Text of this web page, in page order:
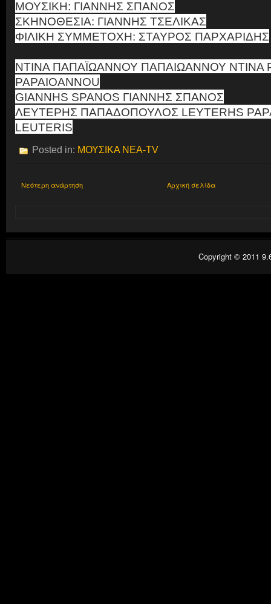
ΜΟΥΣΙΚΗ: ΓΙΑΝΝΗΣ ΣΠΑΝΟΣ
ΣΚΗΝΟΘΕΣΙΑ: ΓΙΑΝΝΗΣ ΤΣΕΛΙΚΑΣ
ΦΙΛΙΚΗ ΣΥΜΜΕΤΟΧΗ: ΣΤΑΥΡΟΣ ΠΑΡΧΑΡΙΔΗΣ
ΝΤΙΝΑ ΠΑΠΑΪΩΑΝΝΟΥ ΠΑΠΑΙΩΑΝΝΟΥ NTINA
PAPAIOANNOU
GIANNHS SPANOS ΓΙΑΝΝΗΣ ΣΠΑΝΟΣ
ΛΕΥΤΕΡΗΣ ΠΑΠΑΔΟΠΟΥΛΟΣ LEYTERHS
LEUTERIS
Posted in: ΜΟΥΣΙΚΑ ΝΕΑ-TV
Νεότερη ανάρτηση Αρχική σελίδα
Copyright © 2011